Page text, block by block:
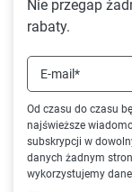
Nie przegap
rabaty.
Od czasu do czasu
najświeższe
subskrypcji w
danych żadnym
wykorzystujemy
E-mail*